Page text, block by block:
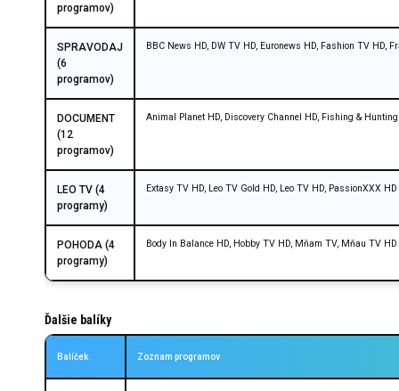
programov)
SPRAVODAJ
(6
programov)
BBC News HD, DW TV HD, Euronews HD, Fashion TV HD,
DOCUMENT
(12
programov)
Animal Planet HD, Discovery Channel HD, Fishing &
LEO TV (4
programy)
Extasy TV HD, Leo TV Gold HD, Leo TV HD, PassionXXX HD
POHODA (4
programy)
Body In Balance HD, Hobby TV HD, Mňam TV, Mňau TV HD
Ďalšie balíky
Balíček Zoznam programov